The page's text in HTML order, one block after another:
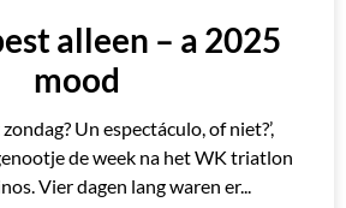
alleen – a 2025
mood
Un espectáculo, of niet?’,
de week na het WK triatlon
Vier dagen lang waren er